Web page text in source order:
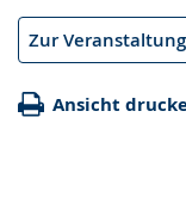
Zur
Ansicht